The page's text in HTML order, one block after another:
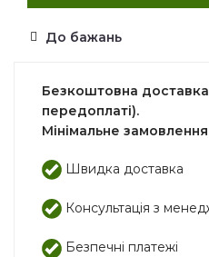
Безкоштовна
передоплаті).
Мінімальне
Швидка доставка
Консультація з
Безпечні платежі
До бажань